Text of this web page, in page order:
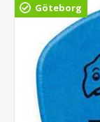
Göteborg